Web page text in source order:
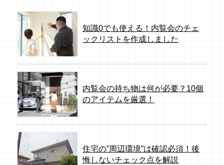
知識0でも使える！内覧会のチェ
ックリストを作成しました
内覧会の持ち物は何が必要？10個
のアイテムを厳選！
住宅の”周辺環境”は確認必須！後
悔しないチェック点を解説